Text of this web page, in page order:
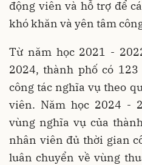
động viên và hỗ trợ để
khó khăn và yên tâm
Từ năm học 2021 -
2024, thành phố có
công tác nghĩa vụ theo
viên. Năm học 2024 -
vùng nghĩa vụ của
nhân viên đủ thời gian
luân chuyển về vùng